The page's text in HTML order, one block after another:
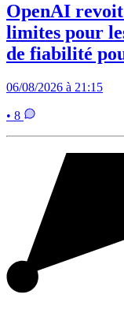
OpenAI
limites pour
de fiabilité
06/08/2026 à 21:15
• 8